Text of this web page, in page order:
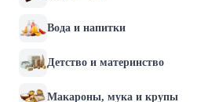
Вода и напитки
Детство и материнство
Макароны, мука и крупы